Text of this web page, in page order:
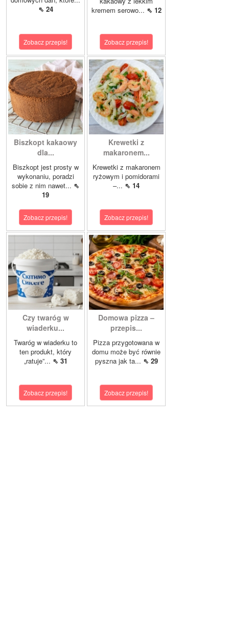
⇖ 24
Zobacz przepis!
kremem serowo... ⇖ 12
Zobacz przepis!
Biszkopt kakaowy
dla...
Biszkopt jest prosty w
wykonaniu, poradzi
sobie z nim nawet... ⇖
19
Zobacz przepis!
Krewetki z
makaronem...
Krewetki z makaronem
ryżowym i pomidorami
–... ⇖ 14
Zobacz przepis!
Czy twaróg w
wiaderku...
Twaróg w wiaderku to
ten produkt, który
„ratuje”... ⇖ 31
Zobacz przepis!
Domowa pizza –
przepis...
Pizza przygotowana w
domu może być równie
pyszna jak ta... ⇖ 29
Zobacz przepis!